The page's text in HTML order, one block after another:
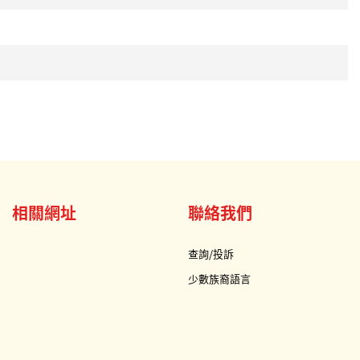
相關網址 聯絡我們
查詢/投訴
少數族裔語言